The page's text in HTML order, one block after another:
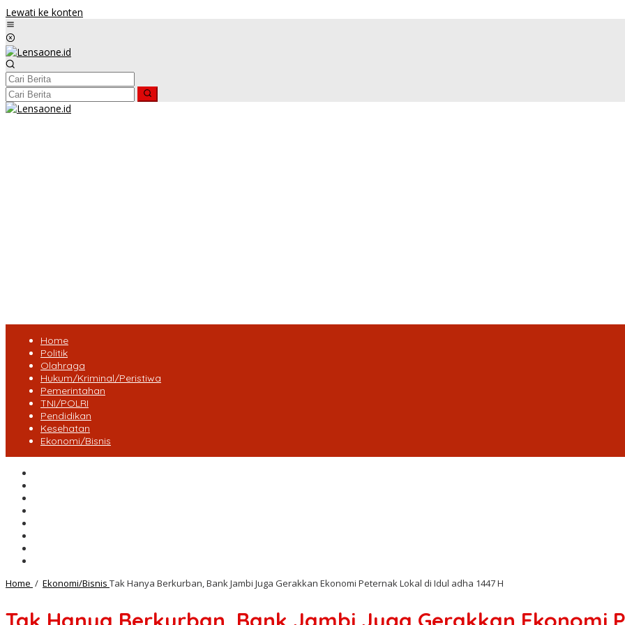
Lewati ke konten
Home
Politik
Olahraga
Hukum/Kriminal/Peristiwa
Pemerintahan
TNI/POLRI
Pendidikan
Kesehatan
Ekonomi/Bisnis
Home / Ekonomi/Bisnis Tak Hanya Berkurban, Bank Jambi Juga Gerakkan Ekonomi Peternak Lokal di Idul adha 1447 H